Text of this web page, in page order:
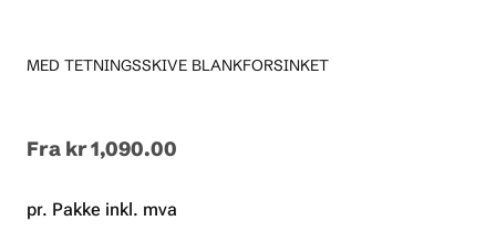
MED TETNINGSSKIVE BLANKFORSINKET
Fra kr 1,090.00
pr. Pakke inkl. mva